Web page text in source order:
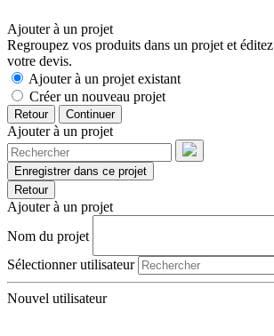
Ajouter à un projet
Regroupez vos produits dans un projet et éditez
votre devis.
Ajouter à un projet existant
Créer un nouveau projet
Retour Continuer
Ajouter à un projet
Enregistrer dans ce projet
Retour
Ajouter à un projet
Nom du projet
Sélectionner utilisateur
Nouvel utilisateur